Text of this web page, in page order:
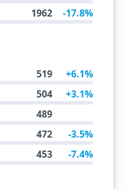
1962 -17.8%
519 +6.1%
504 +3.1%
489
472 -3.5%
453 -7.4%